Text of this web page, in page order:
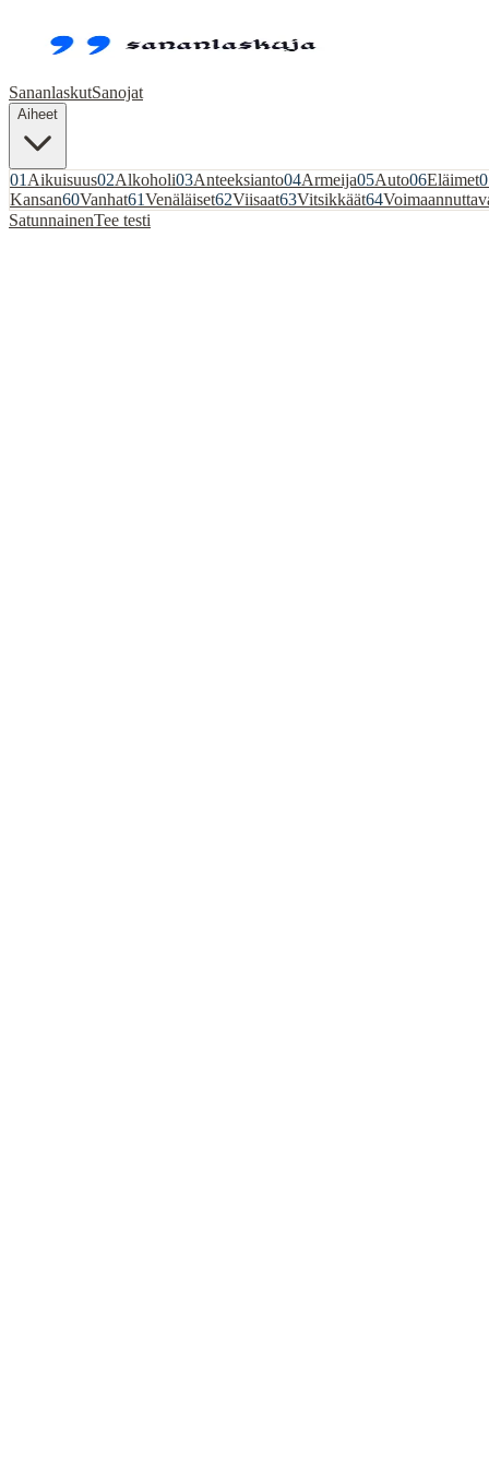
SananlaskutSanojat
Aiheet
01 Aikuisuus02Alkoholi03Anteeksianto04Armeija05Auto06Eläimet
Kansan60Vanhat61Venäläiset62Viisaat63Vitsikkäät64
SatunnainenTee testi